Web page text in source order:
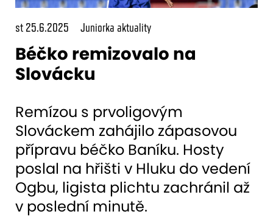
st 25.6.2025 Juniorka aktuality
Béčko remizovalo na
Slovácku
Remízou s prvoligovým
Slováckem zahájilo zápasovou
přípravu béčko Baníku. Hosty
poslal na hřišti v Hluku do vedení
Ogbu, ligista plichtu zachránil až
v poslední minutě.